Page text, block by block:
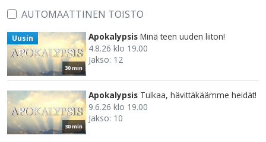
AUTOMAATTINEN TOISTO
30 min
Uusin Apokalypsis Minä teen uuden liiton!
4.8.26 klo 19.00
Jakso: 12
30 min
Apokalypsis Tulkaa, hävittäkäämme heidät!
9.6.26 klo 19.00
Jakso: 10